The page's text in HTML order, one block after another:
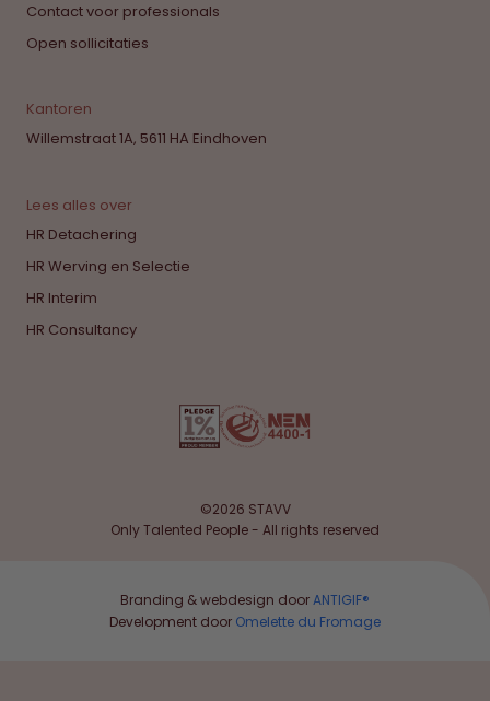
Contact voor professionals
Open sollicitaties
Kantoren
Willemstraat 1A, 5611 HA Eindhoven
Lees alles over
HR Detachering
HR Werving en Selectie
HR Interim
HR Consultancy
©2026 STAVV
Only Talented People - All rights reserved
Branding & webdesign doorANTIGIF®
Development door Omelette du Fromage